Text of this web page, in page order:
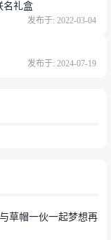
名礼盒
发布于: 2022-03-04
发布于: 2024-07-19
草帽一伙一起梦想再